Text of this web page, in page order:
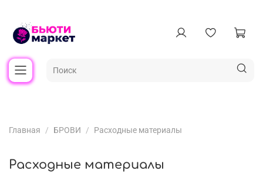
Главная БРОВИ Расходные материалы
Расходные материалы